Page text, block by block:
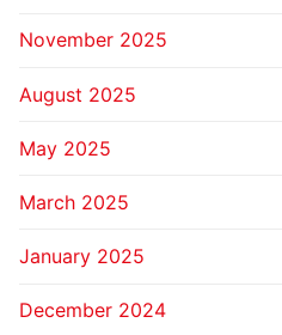
November 2025
August 2025
May 2025
March 2025
January 2025
December 2024